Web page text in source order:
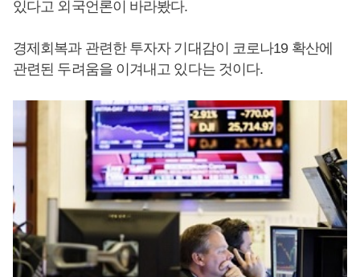
있다고 외국언론이 바라봤다.
경제회복과 관련한 투자자 기대감이 코로나19 확산에
관련된 두려움을 이겨내고 있다는 것이다.